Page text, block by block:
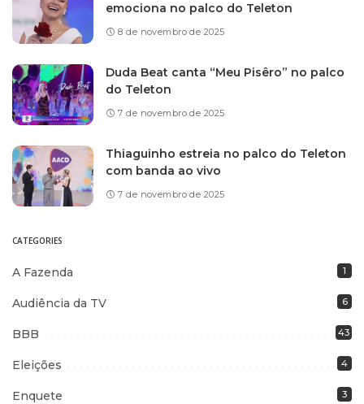
emociona no palco do Teleton
8 de novembro de 2025
Duda Beat canta “Meu Pisêro” no palco
do Teleton
7 de novembro de 2025
Thiaguinho estreia no palco do Teleton
com banda ao vivo
7 de novembro de 2025
CATEGORIES
A Fazenda 1
Audiência da TV 6
BBB 43
Eleições 4
Enquete 3